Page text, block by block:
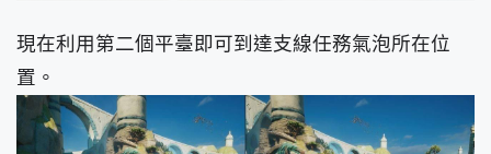
現在利用第二個平臺即可到達支線任務氣泡所在位
置。